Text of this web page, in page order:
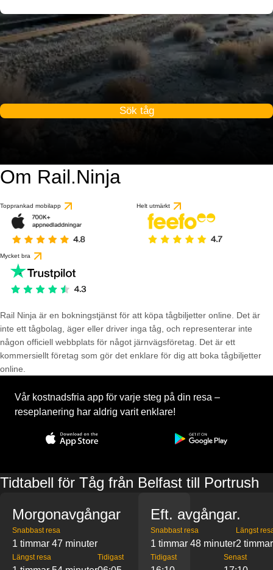
Sök tåg
Om Rail.Ninja
Topprankad mobilapp Helt utmärkt
Mycket bra
Rail Ninja är en bokningstjänst för att köpa tågbiljetter online. Det är
inte ett tågbolag, äger eller driver inga tåg, och representerar inte
någon officiell webbplats för något järnvägsföretag. Det är ett
kommersiellt företag som gör det enklare för dig att boka tågbiljetter
online.
Vår kostnadsfria app för varje steg på din resa –
reseplanering har aldrig varit enklare!
Tidtabell för Tåg från Belfast till Portrush
Morgonavgångar
Snabbast resa
1 timmar 47 minuter
Längst resa Tidigast
Eft. avgångar.
Snabbast resa
1 timmar 48 minuter
Längst
2
Tidigast Senast